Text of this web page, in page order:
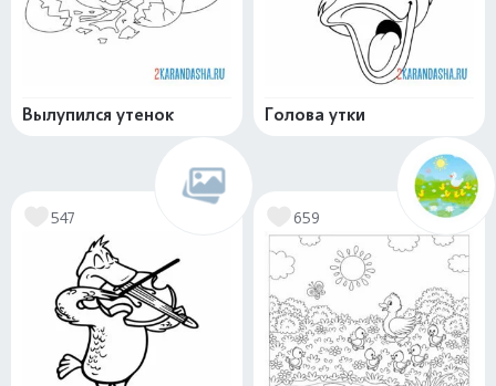
Вылупился утенок Голова утки
547 659